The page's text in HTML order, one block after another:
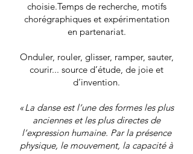
choisie.Temps de recherche, motifs
chorégraphiques et expérimentation
en partenariat.
Onduler, rouler, glisser, ramper, sauter,
courir... source d’étude, de joie et
d’invention.​
« La danse est l’une des formes les plus
anciennes et les plus directes de
l’expression humaine. Par la présence
physique, le mouvement, la capacité à